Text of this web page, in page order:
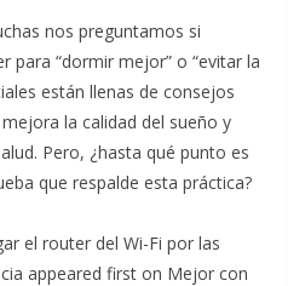
nos preguntamos si
para “dormir mejor” o “evitar la
están llenas de consejos
la calidad del sueño y
Pero, ¿hasta qué punto es
que respalde esta práctica?
el router del Wi-Fi por las
appeared first on Mejor con